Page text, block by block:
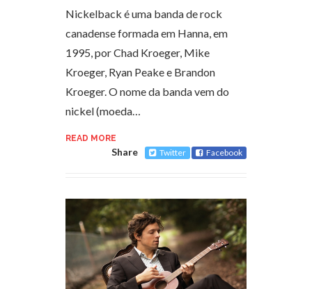
Nickelback é uma banda de rock
canadense formada em Hanna, em
1995, por Chad Kroeger, Mike
Kroeger, Ryan Peake e Brandon
Kroeger. O nome da banda vem do
nickel (moeda…
READ MORE
Share Twitter Facebook